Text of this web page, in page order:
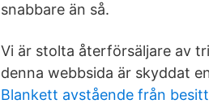
snabbare än så.
Vi är stolta återförsäljare av
denna webbsida är skyddat
Blankett avstående från